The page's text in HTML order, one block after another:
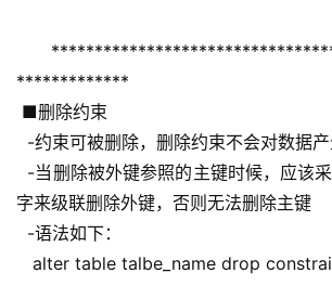
*************
■删除约束
-约束可被删除，删除约束不会对数据
-当删除被外键参照的主键时候，应该
字来级联删除外键，否则无法删除主键
-语法如下：
alter table talbe_name drop